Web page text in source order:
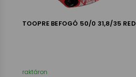
TOOPRE BEFOGÓ 50/0 31,8/35 RED
raktáron